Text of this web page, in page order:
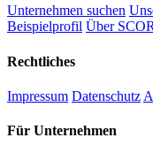
Unternehmen suchen
Beispielprofil Über
Rechtliches
Impressum Datenschutz
Für Unternehmen